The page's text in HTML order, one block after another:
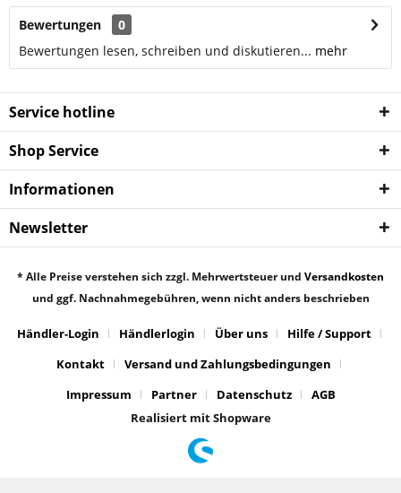
Bewertungen
0
Bewertungen lesen, schreiben und diskutieren... mehr
Service hotline
Shop Service
Informationen
Newsletter
* Alle Preise verstehen sich zzgl. Mehrwertsteuer und Versandkosten
und ggf. Nachnahmegebühren, wenn nicht anders beschrieben
Händler-Login Händlerlogin Über uns
Hilfe / Support
Kontakt
Versand und Zahlungsbedingungen
Impressum
Partner Datenschutz
AGB
Realisiert mit Shopware